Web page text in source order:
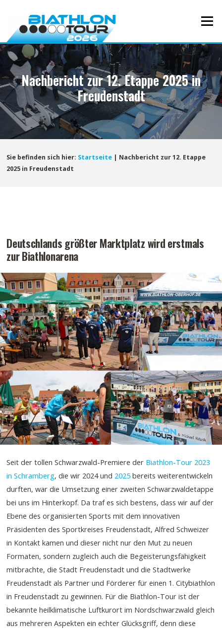
Inhalt
Menü
Nachbericht zur 12. Etappe 2025 in
Freudenstadt
Sie befinden sich hier: Startseite | Nachbericht zur 12. Etappe
2025 in Freudenstadt
Deutschlands größter Marktplatz wird erstmals
zur Biathlonarena
Seit der tollen Schwarzwald-Premiere der Biathlon-Tour 2023
in Schramberg, die wir 2024 und 2025 bereits weiterentwickeln
durften, war die Umsetzung einer zweiten Schwarzwaldetappe
bei uns im Hinterkopf. Da traf es sich bestens, dass wir auf der
Ebene des organisierten Sports mit dem innovativen
Präsidenten des Sportkreises Freudenstadt, Alfred Schweizer
in Kontakt kamen und dieser nicht nur den Mut zu neuen
Formaten, sondern zugleich auch die Begeisterungsfähigkeit
mitbrachte, die Stadt Freudenstadt und die Stadtwerke
Freudenstadt als Partner und Förderer für einen 1. Citybiathlon
in Freudenstadt zu gewinnen. Für die Biathlon-Tour ist der
bekannte heilklimatische Luftkurort im Nordschwarzwald gleich
aus mehreren Aspekten ein echter Glücksgriff, denn diese